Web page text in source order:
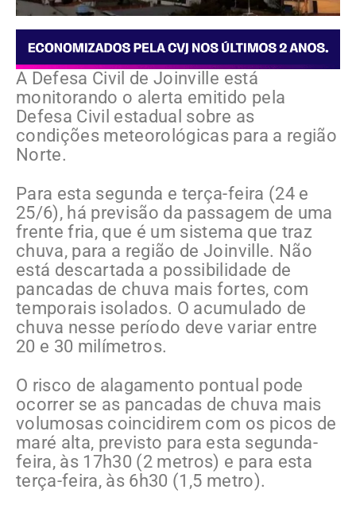
A Defesa Civil de Joinville está
monitorando o alerta emitido pela
Defesa Civil estadual sobre as
condições meteorológicas para a região
Norte.
Para esta segunda e terça-feira (24 e
25/6), há previsão da passagem de uma
frente fria, que é um sistema que traz
chuva, para a região de Joinville. Não
está descartada a possibilidade de
pancadas de chuva mais fortes, com
temporais isolados. O acumulado de
chuva nesse período deve variar entre
20 e 30 milímetros.
O risco de alagamento pontual pode
ocorrer se as pancadas de chuva mais
volumosas coincidirem com os picos de
maré alta, previsto para esta segunda-
feira, às 17h30 (2 metros) e para esta
terça-feira, às 6h30 (1,5 metro).